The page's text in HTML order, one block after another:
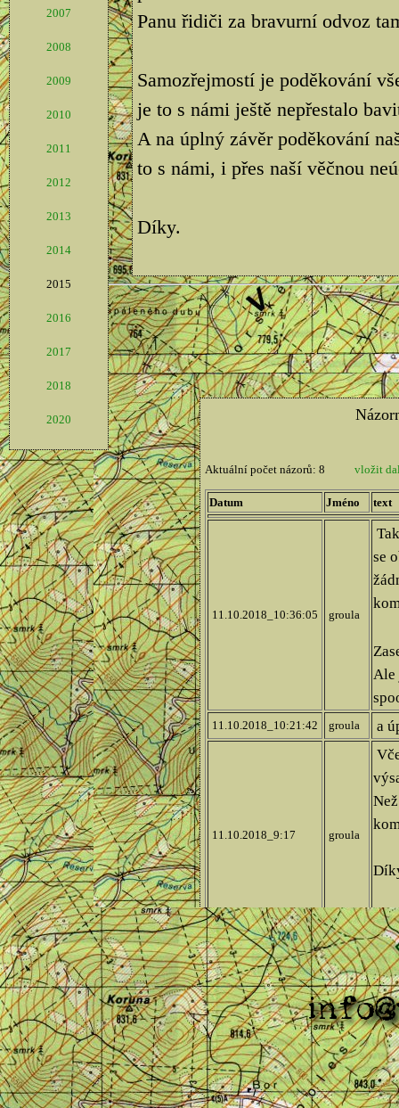
2007
2008
2009
2010
2011
2012
2013
2014
2015
2016
2017
2018
2020
Panu řidiči za bravurní odvoz
Samozřejmostí je poděkování
je to s námi ještě nepřestalo
A na úplný závěr poděkování
to s námi, i přes naší věčnou
Díky.